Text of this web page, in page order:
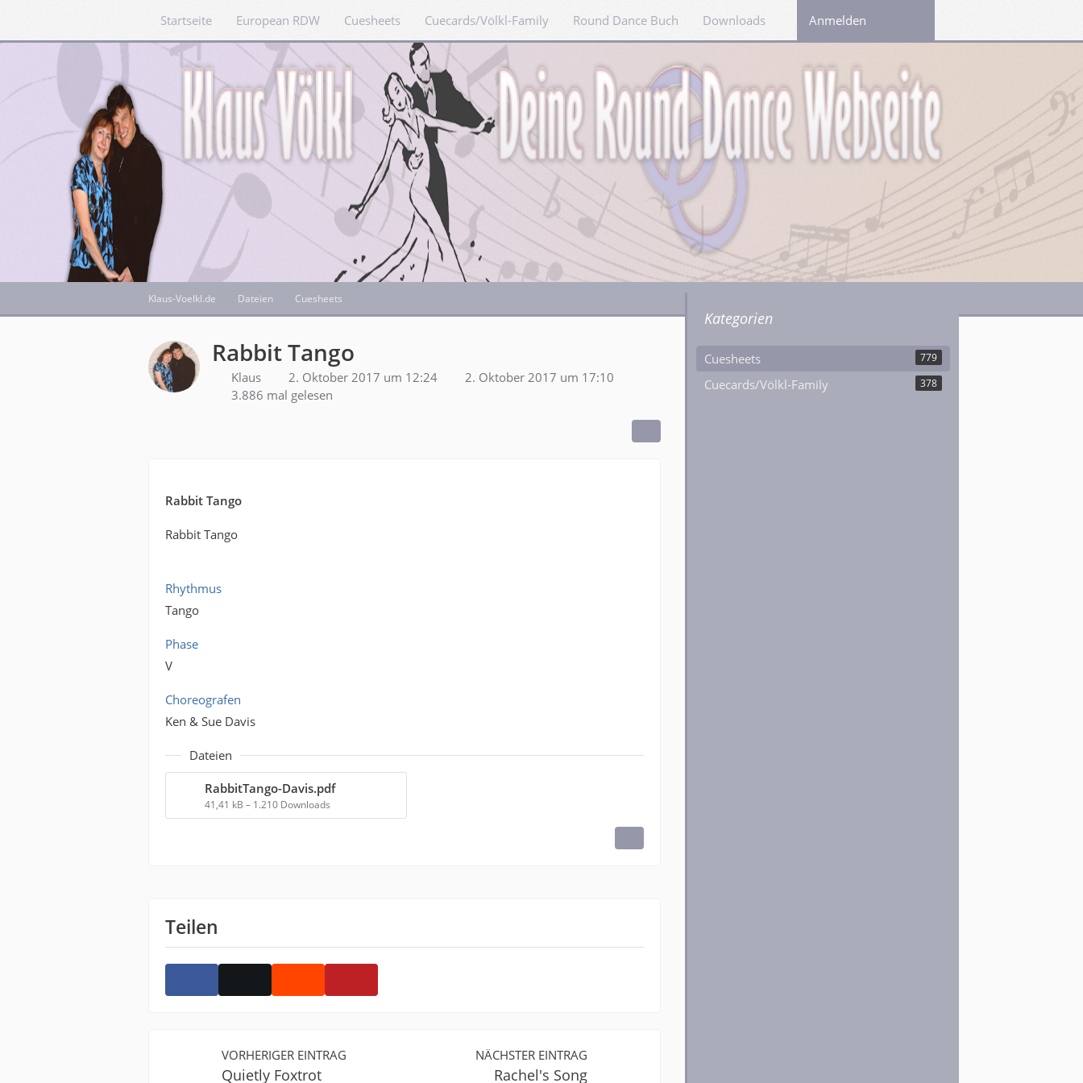
Startseite European RDW Cuesheets Cuecards/Völkl-Family Round Dance Buch Downloads LinksAnmelden
Klaus-Voelkl.de Dateien Cuesheets
Rabbit Tango
Klaus 2. Oktober 2017 um 12:24
2. Oktober 2017 um 17:10
3.886 mal gelesen
Rabbit Tango
Rabbit Tango
Rhythmus
Tango
Phase
V
Choreografen
Ken & Sue Davis
Dateien
RabbitTango-Davis.pdf
41,41 kB – 1.210 Downloads
Teilen
VORHERIGER EINTRAG
Quietly Foxtrot
NÄCHSTER EINTRAG
Rachel's Song
Kategorien
Cuesheets 779
Cuecards/Völkl-Family 378